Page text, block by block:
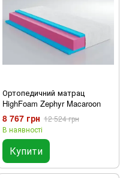
Ортопедичний матрац
HighFoam Zephyr Macaroon
8 767 грн 12 524 грн
В наявності
Купити